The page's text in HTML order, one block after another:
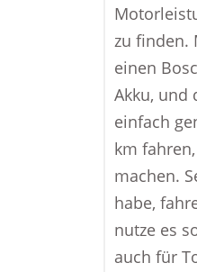
zu finden.
einen
Akku, und
einfach
km
machen.
habe,
nutze es
auch für